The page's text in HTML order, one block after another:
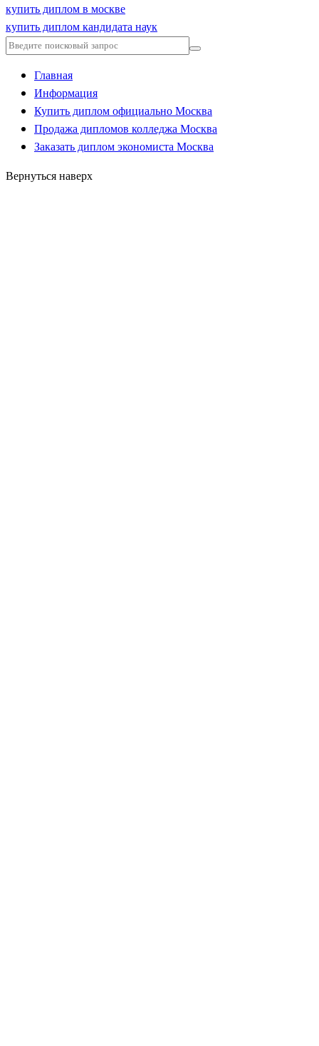
купить диплом в москве
купить диплом кандидата наук
Главная
Информация
Купить диплом официально Москва
Продажа дипломов колледжа Москва
Заказать диплом экономиста Москва
Вернуться наверх